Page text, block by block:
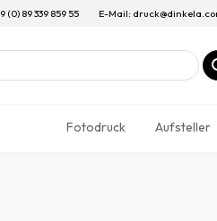
89 339 859 55 E-Mail:
Fotodruck Aufsteller